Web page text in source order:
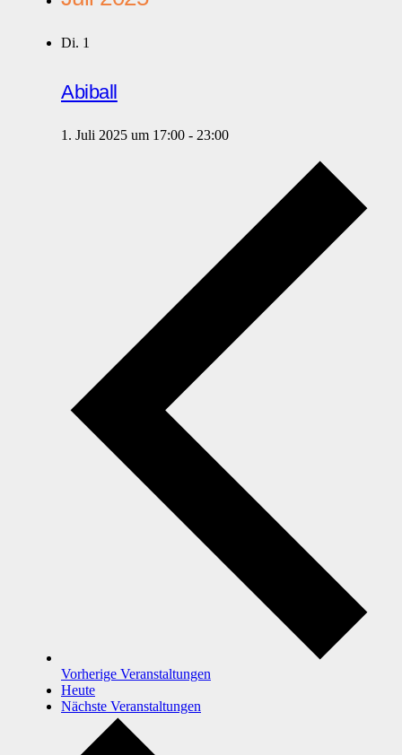
Di. 1
Abiball
1. Juli 2025 um 17:00 - 23:00
Vorherige Veranstaltungen
Heute
Nächste Veranstaltungen